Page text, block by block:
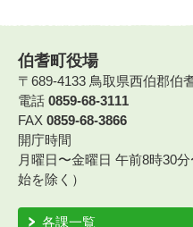
伯耆町役場
〒689-4133 鳥取県西伯郡伯
電話 0859-68-3111
FAX 0859-68-3866
開庁時間
月曜日〜金曜日 午前8時30
始を除く）
各課一覧